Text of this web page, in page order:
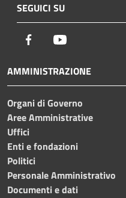
SEGUICI SU
Facebook
AMMINISTRAZIONE
Organi di Governo
Aree Amministrative
Uffici
Enti e fondazioni
Politici
Personale Amministrativo
Documenti e dati